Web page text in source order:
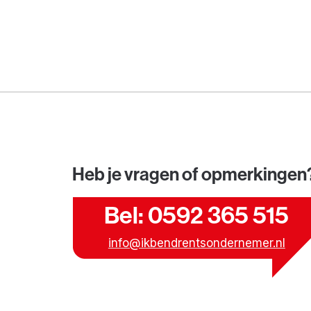
Heb je vragen of
Bel: 0592 365 515
info@ikbendrentsondernemer.nl